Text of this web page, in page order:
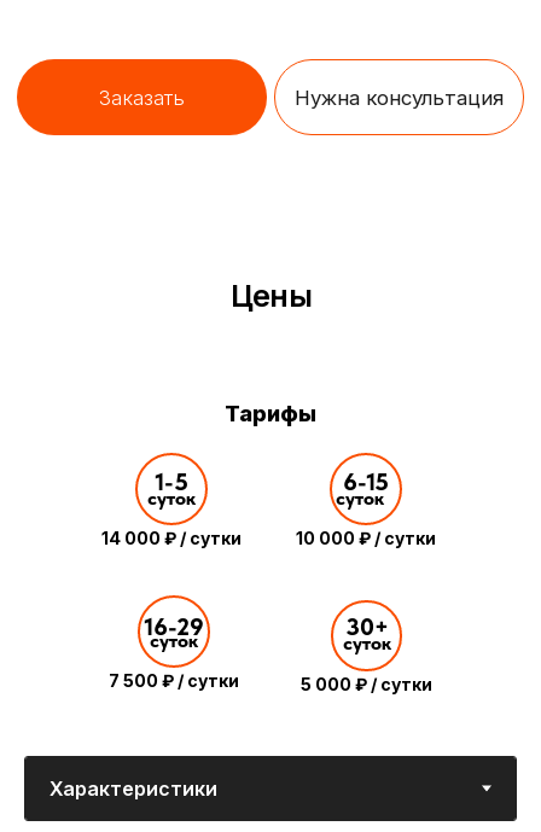
14 000 ₽ / сутки
5 000 ₽ / сутки
7 500 ₽ / сутки
10 000 ₽ / сутки
суток
суток суток
суток 30+
1-5 6-15
16-29
Тарифы
5-ступенчатая
МКПП
Топливо —
Дизель
Объем фургона —
20 м³ и 10
Европаллетов
тентованным кузовом евротент длиной 5,2 метра.
Автомобиль вмещает до 10 европаллет и
подходит для городских и междугородних
маршрутов.